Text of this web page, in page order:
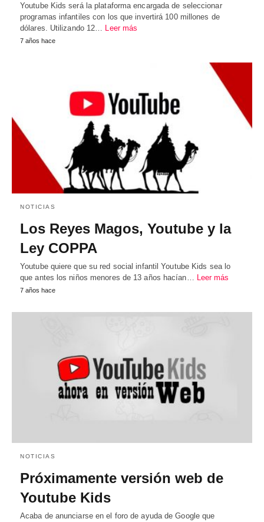
Youtube Kids será la plataforma encargada de seleccionar
programas infantiles con los que invertirá 100 millones de
dólares. Utilizando 12… Leer más
7 años hace
NOTICIAS
Los Reyes Magos, Youtube y la
Ley COPPA
Youtube quiere que su red social infantil Youtube Kids sea lo
que antes los niños menores de 13 años hacían…
Leer más
7 años hace
NOTICIAS
Próximamente versión web de
Youtube Kids
Acaba de anunciarse en el foro de ayuda de Google que